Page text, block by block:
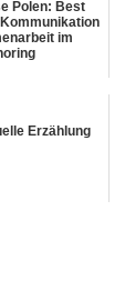
Polen: Best
im
Erzählung